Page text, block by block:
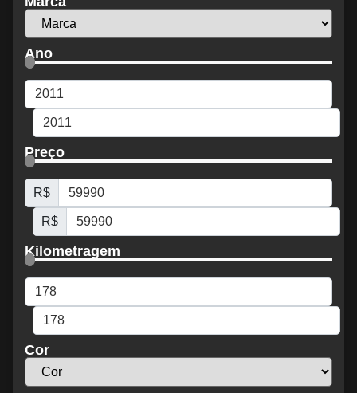
Ano
Preço
R$
R$
Kilometragem
Cor